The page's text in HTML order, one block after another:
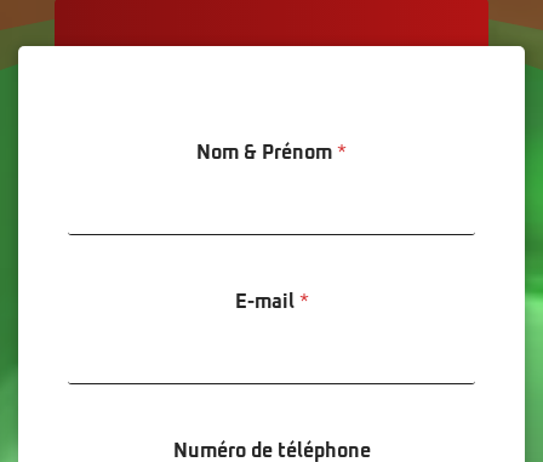
Nom & Prénom *
E-mail *
Numéro de téléphone